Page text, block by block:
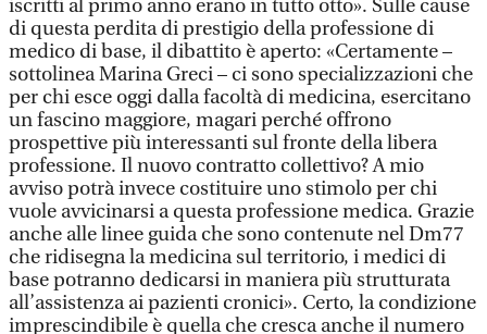
iscritti al primo anno erano in tutto otto». Sulle cause
di questa perdita di prestigio della professione di
medico di base, il dibattito è aperto: «Certamente –
sottolinea Marina Greci – ci sono specializzazioni che
per chi esce oggi dalla facoltà di medicina, esercitano
un fascino maggiore, magari perché offrono
prospettive più interessanti sul fronte della libera
professione. Il nuovo contratto collettivo? A mio
avviso potrà invece costituire uno stimolo per chi
vuole avvicinarsi a questa professione medica. Grazie
anche alle linee guida che sono contenute nel Dm77
che ridisegna la medicina sul territorio, i medici di
base potranno dedicarsi in maniera più strutturata
all’assistenza ai pazienti cronici». Certo, la condizione
imprescindibile è quella che cresca anche il numero